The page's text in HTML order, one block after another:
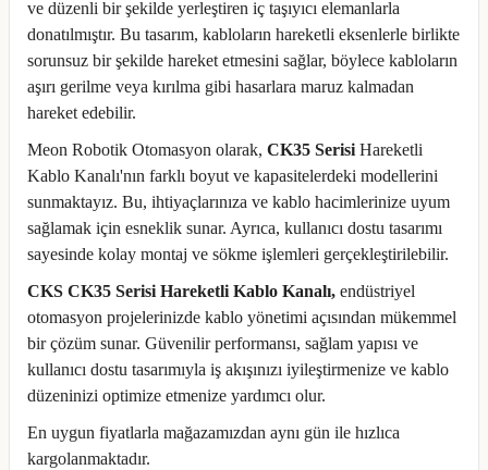
ve düzenli bir şekilde yerleştiren iç taşıyıcı elemanlarla
donatılmıştır. Bu tasarım, kabloların hareketli eksenlerle birlikte
sorunsuz bir şekilde hareket etmesini sağlar, böylece kabloların
aşırı gerilme veya kırılma gibi hasarlara maruz kalmadan
hareket edebilir.
Meon Robotik Otomasyon olarak, CK35 Serisi Hareketli
Kablo Kanalı'nın farklı boyut ve kapasitelerdeki modellerini
sunmaktayız. Bu, ihtiyaçlarınıza ve kablo hacimlerinize uyum
sağlamak için esneklik sunar. Ayrıca, kullanıcı dostu tasarımı
sayesinde kolay montaj ve sökme işlemleri gerçekleştirilebilir.
CKS CK35 Serisi Hareketli Kablo Kanalı, endüstriyel
otomasyon projelerinizde kablo yönetimi açısından mükemmel
bir çözüm sunar. Güvenilir performansı, sağlam yapısı ve
kullanıcı dostu tasarımıyla iş akışınızı iyileştirmenize ve kablo
düzeninizi optimize etmenize yardımcı olur.
En uygun fiyatlarla mağazamızdan aynı gün ile hızlıca
kargolanmaktadır.